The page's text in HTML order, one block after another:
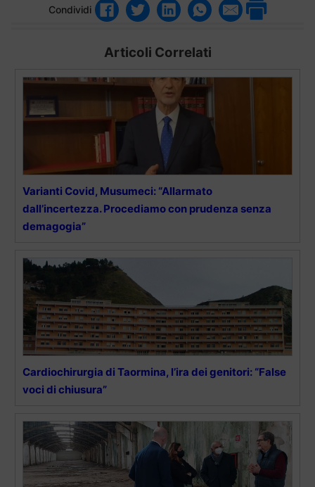
Condividi
Articoli Correlati
Varianti Covid, Musumeci: “Allarmato
dall’incertezza. Procediamo con prudenza senza
demagogia”
Cardiochirurgia di Taormina, l’ira dei genitori: “False
voci di chiusura”